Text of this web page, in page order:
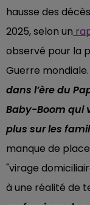
hausse des
2025, selon un
observé pour la
Guerre mondiale.
dans l’ère du
Baby-Boom qui
plus sur les
manque de
"virage
à une réalité de